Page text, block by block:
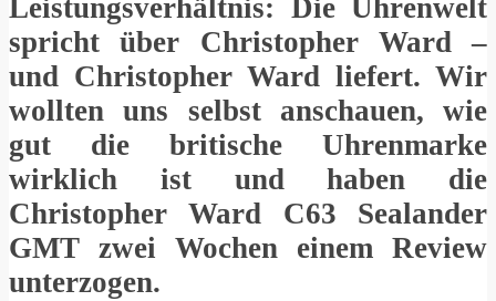
Leistungsverhältnis: Die Uhrenwelt
spricht über Christopher Ward –
und Christopher Ward liefert. Wir
wollten uns selbst anschauen, wie
gut die britische Uhrenmarke
wirklich ist und haben die
Christopher Ward C63 Sealander
GMT zwei Wochen einem Review
unterzogen.